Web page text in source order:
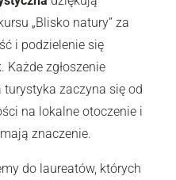
„Blisko natury” za
i podzielenie się
Każde zgłoszenie
turystyka zaczyna się od
na lokalne otoczenie i
znaczenie.
do laureatów, których